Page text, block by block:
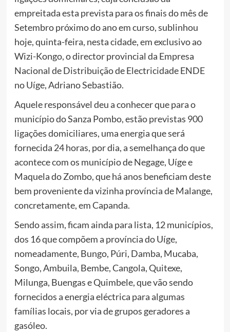
empreitada esta prevista para os finais do mês de
Setembro próximo do ano em curso, sublinhou
hoje, quinta-feira, nesta cidade, em exclusivo ao
Wizi-Kongo, o director provincial da Empresa
Nacional de Distribuição de Electricidade ENDE
no Uíge, Adriano Sebastião.
Aquele responsável deu a conhecer que para o
município do Sanza Pombo, estão previstas 900
ligações domiciliares, uma energia que será
fornecida 24 horas, por dia, a semelhança do que
acontece com os município de Negage, Uíge e
Maquela do Zombo, que há anos beneficiam deste
bem proveniente da vizinha província de Malange,
concretamente, em Capanda.
Sendo assim, ficam ainda para lista, 12 municípios,
dos 16 que compõem a província do Uíge,
nomeadamente, Bungo, Púri, Damba, Mucaba,
Songo, Ambuila, Bembe, Cangola, Quitexe,
Milunga, Buengas e Quimbele, que vão sendo
fornecidos a energia eléctrica para algumas
famílias locais, por via de grupos geradores a
gasóleo.